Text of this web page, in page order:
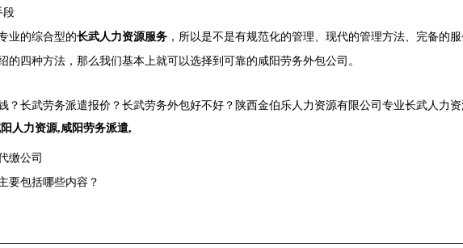
段
业的综合型的长武人力资源服务 ，所以是不是有规范化的管理、现代的管理方法、完备的
的四种方法，那么我们基本上就可以选择到可靠的咸阳劳务外包公司。
？长武劳务派遣报价？长武劳务外包好不好？陕西金伯乐人力资源有限公司专业长武人力
人力资源,咸阳劳务派遣,
缴公司
要包括哪些内容？